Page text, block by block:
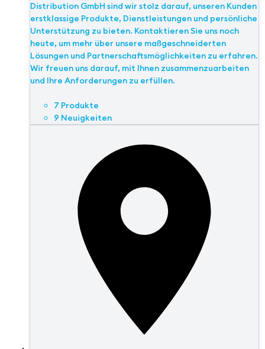
Distribution GmbH sind wir stolz darauf, unseren Kunden
erstklassige Produkte, Dienstleistungen und persönliche
Unterstützung zu bieten. Kontaktieren Sie uns noch
heute, um mehr über unsere maßgeschneiderten
Lösungen und Partnerschaftsmöglichkeiten zu erfahren.
Wir freuen uns darauf, mit Ihnen zusammenzuarbeiten
und Ihre Anforderungen zu erfüllen.
7 Produkte
9 Neuigkeiten